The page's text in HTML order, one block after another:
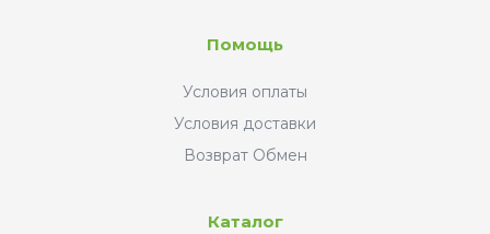
Помощь
Условия оплаты
Условия доставки
Возврат Обмен
Каталог